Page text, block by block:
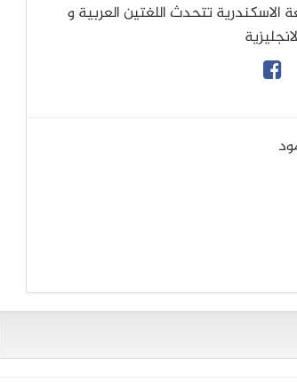
الاسكندرية تتحدث اللغتين العربية و